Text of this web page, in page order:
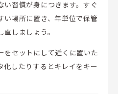
い習慣が身につきます。すぐ
い場所に置き、年単位で保管
しましょう。
をセットにして近くに置いた
化したりするとキレイをキー